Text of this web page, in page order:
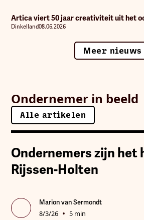
Artica viert 50 jaar creativiteit uit het
Dinkelland08.06.2026
Meer nieuws
Ondernemer in beeld
Alle artikelen
Alle artikelen
Ondernemers zijn het
Rijssen-Holten
Marion van Sermondt
8/3/26 • 5 min